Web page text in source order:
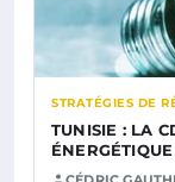
STRATÉGIES DE
TUNISIE : LA